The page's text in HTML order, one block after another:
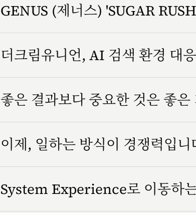
GENUS (제너스) 'SUGAR
더크림유니언, AI 검색 환경 대
좋은 결과보다 중요한 것은 좋은
이제, 일하는 방식이 경쟁력입니
System Experience로 이동하